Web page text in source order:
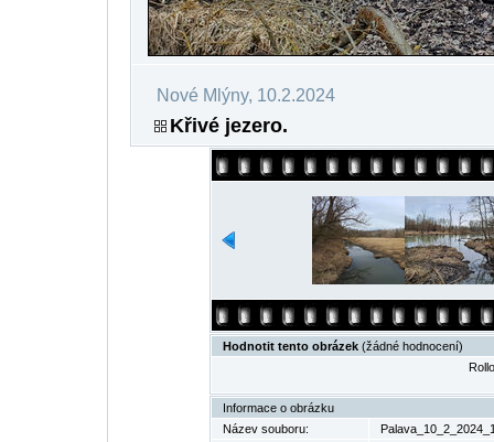
Nové Mlýny, 10.2.2024
Křivé jezero.
Hodnotit tento obrázek (žádné hodnocení)
Informace o obrázku
Název souboru: